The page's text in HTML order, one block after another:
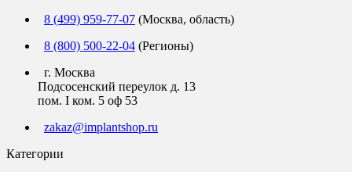
8 (499) 959-77-07 (Москва, область)
8 (800) 500-22-04 (Регионы)
г. Москва
Подсосенский переулок д. 13
пом. I ком. 5 оф 53
zakaz@implantshop.ru
Категории